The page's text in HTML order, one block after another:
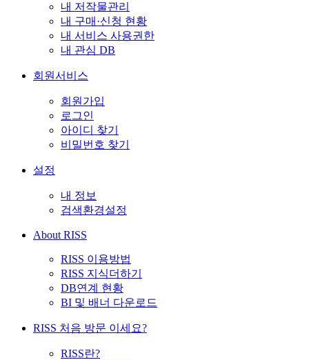
내 저작물관리
내 구매·신청 현황
내 서비스 사용권한
내 관심 DB
회원서비스
회원가입
로그인
아이디 찾기
비밀번호 찾기
설정
내 정보
검색환경설정
About RISS
RISS 이용방법
RISS 지식더하기
DB연계 현황
BI 및 배너 다운로드
RISS 처음 방문 이세요?
RISS란?